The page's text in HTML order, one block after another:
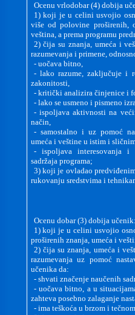
Ocenu vrlodobar (4) dobija
1) koji je u celini usvojio
više od polovine proširenih,
veština, a prema programu
2) čija su znanja, umeća i
razumevanja i primene,
- uočava bitno,
- lako razume, zaključuje i
zakonitosti,
- kritički analizira činjenice i
- lako se usmeno i pismeno
- ispoljava aktivnosti na
način,
- samostalno i uz pomoć
umeća i veštine u istim i
-
ispoljava interesovanja i
sadržaja programa;
3) koji je ovladao
rukovanju sredstvima i
Ocenu dobar (3) dobija
1) koji je u celini usvojio
proširenih znanja, umeća i
2) čija su znanja, umeća i
razumevanja uz pomoć
učenika da:
- shvati značenje naučenih
- uočava bitno, a u
zahteva posebno zalaganje
- ima teškoća u brzom i